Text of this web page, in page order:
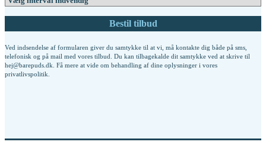
Ved indsendelse af formularen giver du samtykke til at vi, må kontakte dig både på sms,
telefonisk og på mail med vores tilbud. Du kan tilbagekalde dit samtykke ved at skrive til
hej@barepuds.dk. Få mere at vide om behandling af dine oplysninger i vores
privatlivspolitik